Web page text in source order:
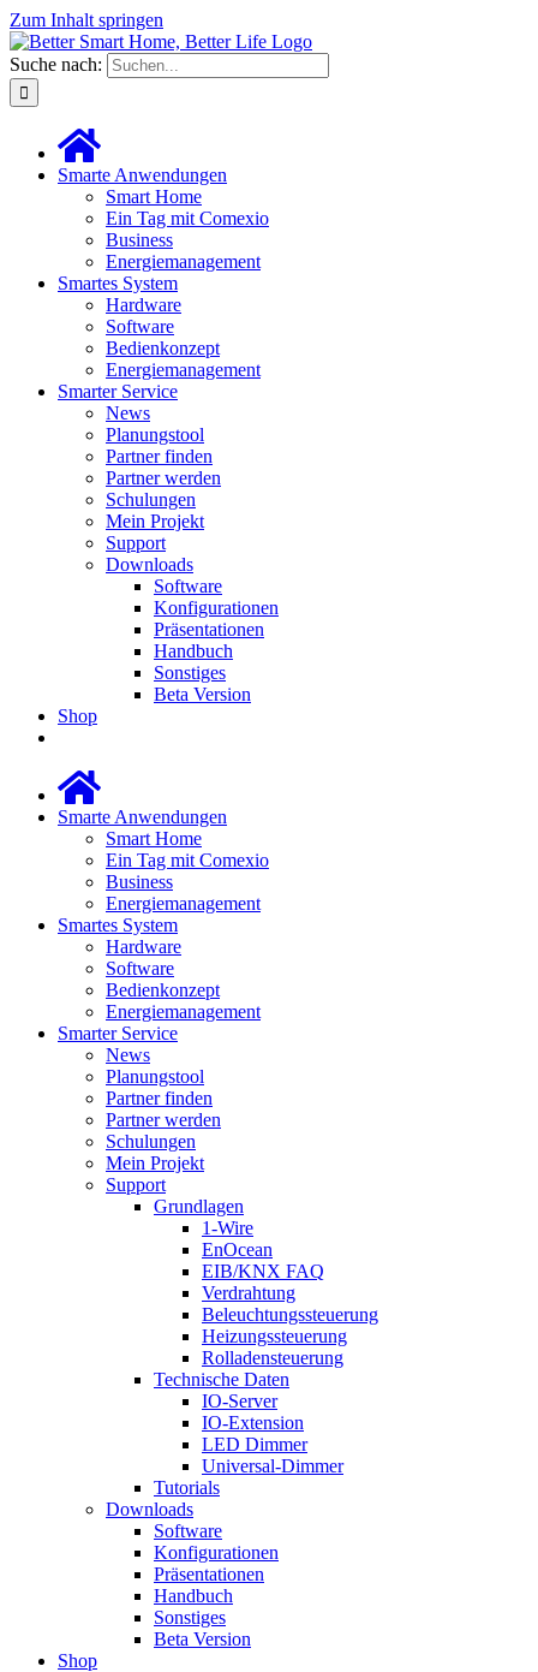
Zum Inhalt springen
Suche nach:
Smarte Anwendungen
Smart Home
Ein Tag mit Comexio
Business
Energiemanagement
Smartes System
Hardware
Software
Bedienkonzept
Energiemanagement
Smarter Service
News
Planungstool
Partner finden
Partner werden
Schulungen
Mein Projekt
Support
Downloads
Software
Konfigurationen
Präsentationen
Handbuch
Sonstiges
Beta Version
Shop
Smarte Anwendungen
Smart Home
Ein Tag mit Comexio
Business
Energiemanagement
Smartes System
Hardware
Software
Bedienkonzept
Energiemanagement
Smarter Service
News
Planungstool
Partner finden
Partner werden
Schulungen
Mein Projekt
Support
Grundlagen
1-Wire
EnOcean
EIB/KNX FAQ
Verdrahtung
Beleuchtungssteuerung
Heizungssteuerung
Rolladensteuerung
Technische Daten
IO-Server
IO-Extension
LED Dimmer
Universal-Dimmer
Tutorials
Downloads
Software
Konfigurationen
Präsentationen
Handbuch
Sonstiges
Beta Version
Shop